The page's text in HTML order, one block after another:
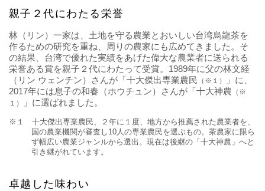
親子２代にわたる栄誉
林（リン）一家は、土地を守る農業とおいしい台湾烏龍茶を
作るための研究を重ね、周りの農家にも広めてきました。そ
の結果、台湾で優れた実績をあげた偉大な農業者に送られる
栄誉ある賞を親子２代にわたって受賞。1989年に父の林文経
（リン ウェンチン）さんが「十大傑出専業農民 （※１）
」に、
2017年には息子の和春（ホウチュン）さんが「十大神農 （※
１）
」に選ばれました。
※１ 十大傑出専業農民、２年に１度、地方から推薦された農業者を、
国の農業機関が審査し10人の専業農民を選ぶもの。茶農家に限ら
ず幅広い農業ジャンルから選出。現在は後継の「十大神農」へと
引き継がれています。
卓越した味わい